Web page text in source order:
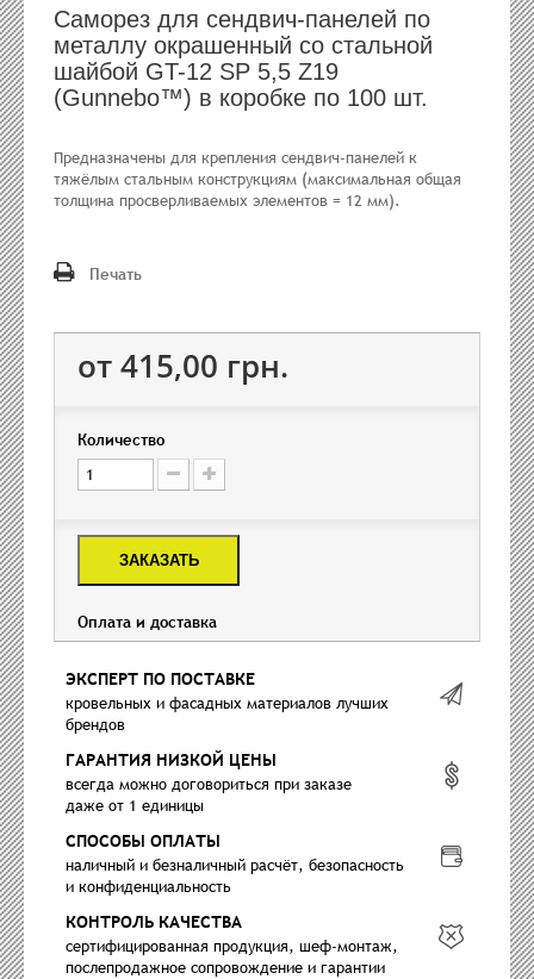
Саморез для сендвич-панелей по
металлу окрашенный со стальной
шайбой GT-12 SP 5,5 Z19
(Gunnebo™) в коробке по 100 шт.
Предназначены для крепления сендвич-панелей к
тяжёлым стальным конструкциям (максимальная общая
толщина просверливаемых элементов = 12 мм).
Печать
от 415,00 грн.
Количество
ЗАКАЗАТЬ
Оплата и доставка
ЭКСПЕРТ ПО ПОСТАВКЕ
кровельных и фасадных материалов лучших
брендов
ГАРАНТИЯ НИЗКОЙ ЦЕНЫ
всегда можно договориться при заказе
даже от 1 единицы
СПОСОБЫ ОПЛАТЫ
наличный и безналичный расчёт, безопасность
и конфиденциальность
КОНТРОЛЬ КАЧЕСТВА
сертифицированная продукция, шеф-монтаж,
послепродажное сопровождение и гарантии